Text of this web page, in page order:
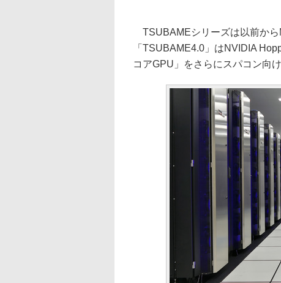
TSUBAMEシリーズは以前か
「TSUBAME4.0」はNVIDIA
コアGPU」をさらにスパコン向